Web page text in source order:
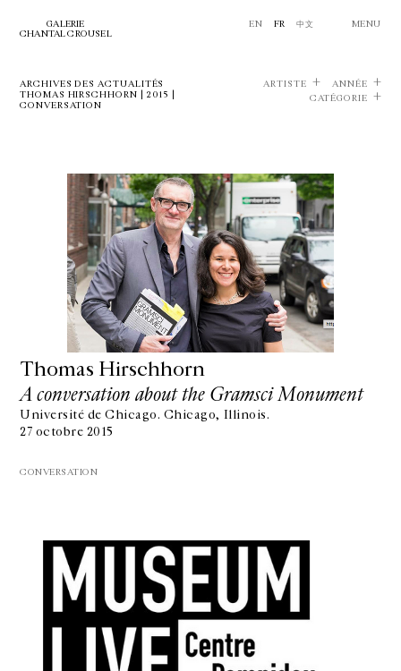
GALERIE
CHANTAL CROUSEL
EN FR 中文 MENU
ARCHIVES DES ACTUALITÉS
THOMAS HIRSCHHORN | 2015 |
CONVERSATION
ARTISTE
ANNÉE
CATÉGORIE
Thomas Hirschhorn
A conversation about the Gramsci Monument
Université de Chicago. Chicago, Illinois.
27 octobre 2015
CONVERSATION